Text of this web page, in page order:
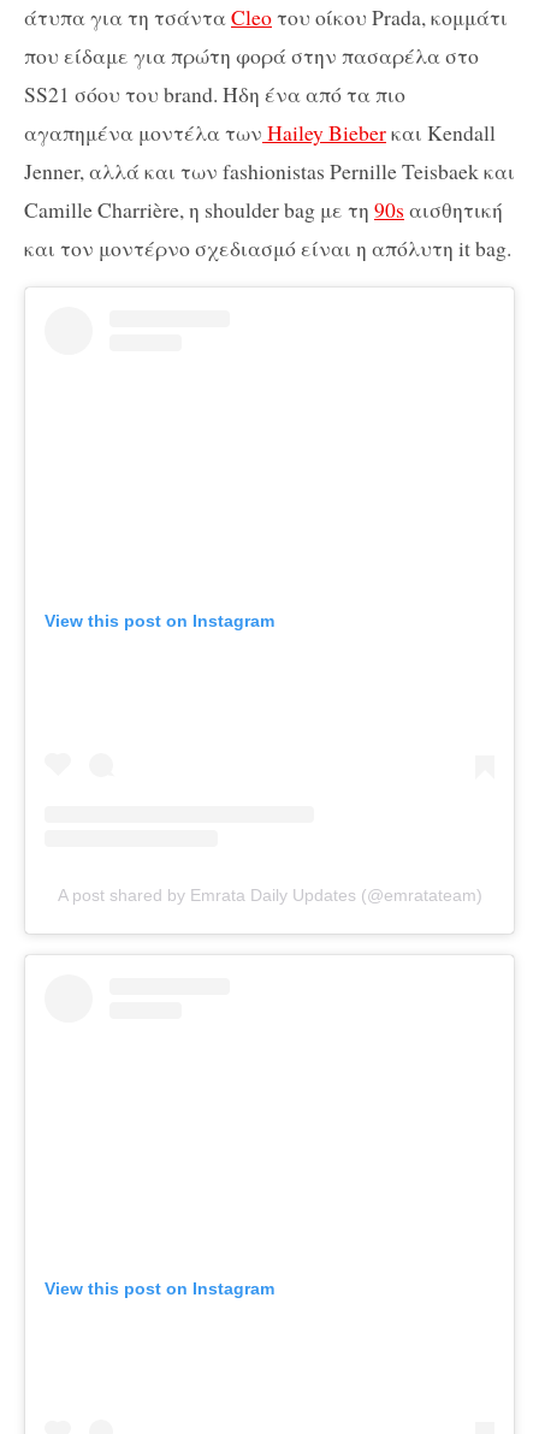
άτυπα για τη τσάνταCleoτου οίκου Prada, κομμάτι
που είδαμε για πρώτη φορά στην πασαρέλα στο
SS21 σόου του brand. Ήδη ένα από τα πιο
αγαπημένα μοντέλα των Hailey Bieberκαι Kendall
Jenner, αλλά και των fashionistas Pernille Teisbaek και
Camille Charrière, η shoulder bag με τη 90s αισθητική
και τον μοντέρνο σχεδιασμό είναι η απόλυτη it bag.
View this post on Instagram
A post shared by Emrata Daily Updates (@emratateam)
View this post on Instagram